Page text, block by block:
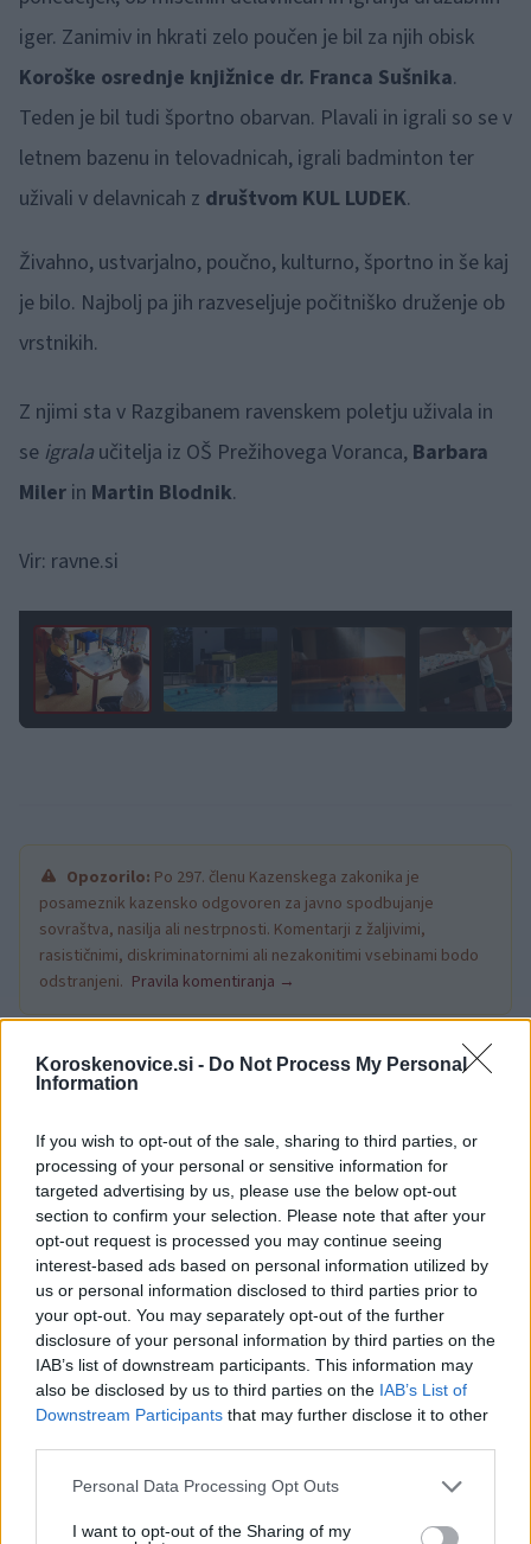
Koroskenovice.si - Do Not Process My Personal
Information
If you wish to opt-out of the sale, sharing to third parties, or
processing of your personal or sensitive information for
targeted advertising by us, please use the below opt-out
section to confirm your selection. Please note that after your
opt-out request is processed you may continue seeing
interest-based ads based on personal information utilized by
us or personal information disclosed to third parties prior to
your opt-out. You may separately opt-out of the further
disclosure of your personal information by third parties on the
IAB’s list of downstream participants. This information may
also be disclosed by us to third parties on the IAB’s List of
Downstream Participants that may further disclose it to other
Please note that this website/app uses one or more Google
not limited to your visit or usage behaviour. You may click to
Personal Data Processing Opt Outs
I want to opt-out of the Sharing of my
iger. Zanimiv in hkrati zelo poučen je bil za njih obisk
Koroške osrednje knjižnice dr. Franca Sušnika.
Teden je bil tudi športno obarvan. Plavali in igrali so se v
letnem bazenu in telovadnicah, igrali badminton ter
uživali v delavnicah z društvom KUL LUDEK.
Živahno, ustvarjalno, poučno, kulturno, športno in še kaj
je bilo. Najbolj pa jih razveseljuje počitniško druženje ob
vrstnikih.
Z njimi sta v Razgibanem ravenskem poletju uživala in
se igrala učitelja iz OŠ Prežihovega Voranca, Barbara
Miler in Martin Blodnik.
Vir: ravne.si
Opozorilo: Po 297. členu Kazenskega zakonika je
posameznik kazensko odgovoren za javno spodbujanje
sovraštva, nasilja ali nestrpnosti. Komentarji z žaljivimi,
rasističnimi, diskriminatornimi ali nezakonitimi vsebinami bodo
odstranjeni. Pravila komentiranja →
Failed to fetch
Občine: Ravne na Koroškem
Kategorije: Novice Novice
Ključne besede:
Ravne na Koroškem
Koroška osrednja knjižnica dr. Franca Sušnika
poletje na ravnah
Več iz kraja Ravne na Koroškem